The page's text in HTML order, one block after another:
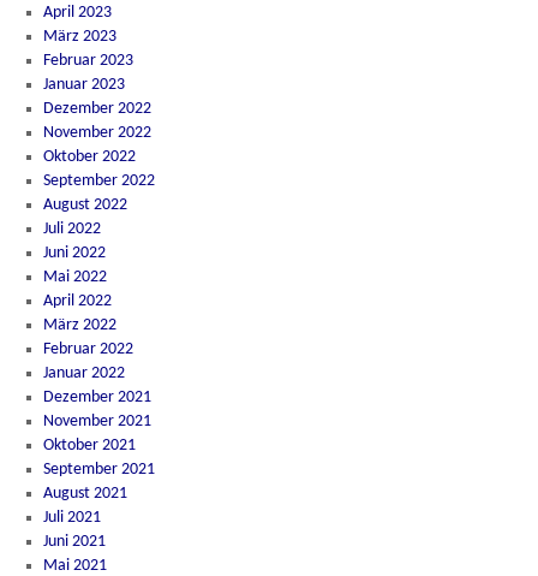
April 2023
März 2023
Februar 2023
Januar 2023
Dezember 2022
November 2022
Oktober 2022
September 2022
August 2022
Juli 2022
Juni 2022
Mai 2022
April 2022
März 2022
Februar 2022
Januar 2022
Dezember 2021
November 2021
Oktober 2021
September 2021
August 2021
Juli 2021
Juni 2021
Mai 2021